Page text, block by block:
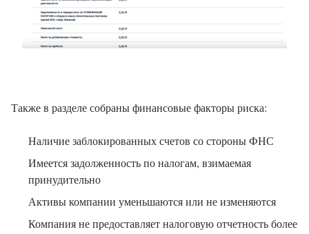
Также в разделе собраны финансовые факторы риска:
Наличие заблокированных счетов со стороны ФНС
Имеется задолженность по налогам, взимаемая
принудительно
Активы компании уменьшаются или не изменяются
Компания не предоставляет налоговую отчетность более